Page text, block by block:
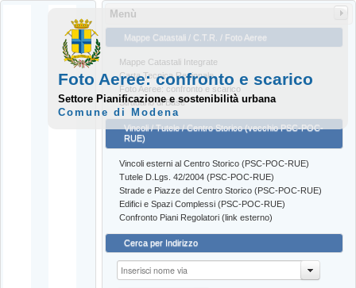
Menù
Mappe Catastali / C.T.R. / Foto Aeree
Mappe Catastali Integrate
Carta Tecnica Regionale
Foto Aeree: confronto e scarico
Stradario di Base
Vincoli / Tutele / Centro Storico (vecchio PSC-POC-
RUE)
Vincoli esterni al Centro Storico (PSC-POC-RUE)
Tutele D.Lgs. 42/2004 (PSC-POC-RUE)
Strade e Piazze del Centro Storico (PSC-POC-RUE)
Edifici e Spazi Complessi (PSC-POC-RUE)
Confronto Piani Regolatori (link esterno)
Cerca per Indirizzo
Foto Aeree: confronto e scarico
Settore Pianificazione e sostenibilità urbana
Comune di Modena